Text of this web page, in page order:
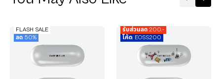
FLASH SALE
ลด 50%
รับส่วนลด 200.-
โค้ด: EOSS200